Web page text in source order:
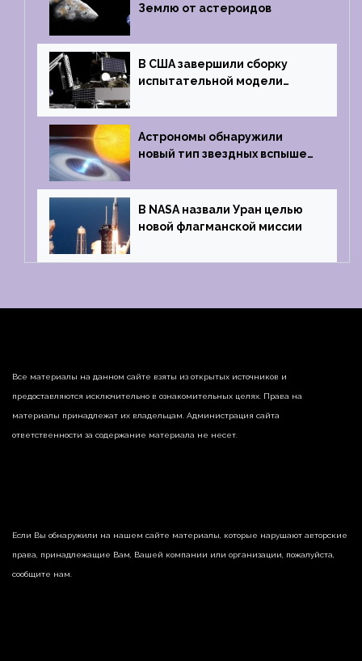
Землю от астероидов
В США завершили сборку
испытательной модели
Griffin
Астрономы обнаружили
новый тип звездных вспышек
В NASA назвали Уран целью
новой флагманской миссии
Все материалы на данном сайте взяты из открытых источников и
предоставляются исключительно в ознакомительных целях. Права на
материалы принадлежат их владельцам. Администрация сайта
ответственности за содержание материала не несет.
Если Вы обнаружили на нашем сайте материалы, которые нарушают авторские
права, принадлежащие Вам, Вашей компании или организации, пожалуйста,
сообщите нам.